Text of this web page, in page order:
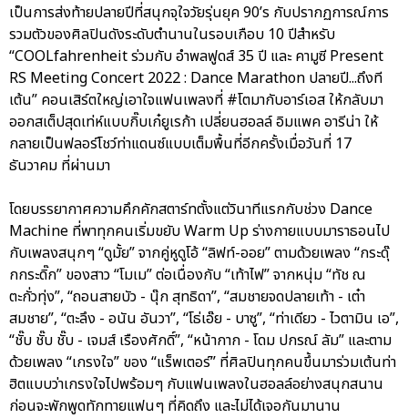
เป็นการส่งท้ายปลายปีที่สนุกจุใจวัยรุ่นยุค 90’s กับปรากฏการณ์การ
รวมตัวของศิลปินดังระดับตำนานในรอบเกือบ 10 ปีสำหรับ
“COOLfahrenheit ร่วมกับ อำพลฟูดส์ 35 ปี และ คามูซี Present
RS Meeting Concert 2022 : Dance Marathon ปลายปี...ถึงที
เต้น” คอนเสิร์ตใหญ่เอาใจแฟนเพลงที่ #โตมากับอาร์เอส ให้กลับมา
ออกสเต็ปสุดเท่ห์แบบกิ๊บเก๋ยูเรก้า เปลี่ยนฮอลล์ อิมแพค อารีน่า ให้
กลายเป็นฟลอร์โชว์ท่าแดนซ์แบบเต็มพื้นที่อีกครั้งเมื่อวันที่ 17
ธันวาคม ที่ผ่านมา
โดยบรรยากาศความคึกคักสตาร์ทตั้งแต่วินาทีแรกกับช่วง Dance
Machine ที่พาทุกคนเริ่มขยับ Warm Up ร่างกายแบบมาราธอนไป
กับเพลงสนุกๆ “ดูมั้ย” จากคู่หูดูโอ้ “ลิฟท์-ออย” ตามด้วยเพลง “กระดุ๊
กกระดิ๊ก” ของสาว “โมเม” ต่อเนื่องกับ “เท้าไฟ” จากหนุ่ม “ทัช ณ
ตะกั่วทุ่ง”, “ถอนสายบัว - นุ๊ก สุทธิดา”, “สมชายจดปลายเท้า - เต๋า
สมชาย”, “ตะลึง - อนัน อันวา”, “โธ่เอ๊ย - บาซู”, “ท่าเดียว - ไวตามิน เอ”,
“ชั๊บ ชั๊บ ชั๊บ - เจมส์ เรืองศักดิ์”, “หน้ากาก - โดม ปกรณ์ ลัม” และตาม
ด้วยเพลง “เกรงใจ” ของ “แร็พเตอร์” ที่ศิลปินทุกคนขึ้นมาร่วมเต้นท่า
ฮิตแบบว่าเกรงใจไปพร้อมๆ กับแฟนเพลงในฮอลล์อย่างสนุกสนาน
ก่อนจะพักพูดทักทายแฟนๆ ที่คิดถึง และไม่ได้เจอกันมานาน